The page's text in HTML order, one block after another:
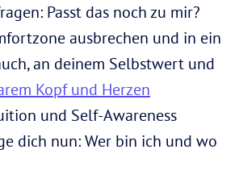
Passt das noch zu mir?
ausbrechen und in ein
an deinem Selbstwert und
Kopf und Herzen
und Self-Awareness
dich nun: Wer bin ich und wo